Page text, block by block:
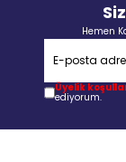
Hemen
Üyelik
ediyorum.